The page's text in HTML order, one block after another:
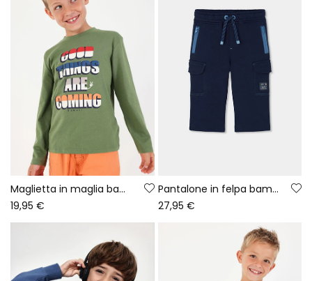
Maglietta in maglia bambino verde stampa lettere
19,95 €
Pantalone in felpa bambino blu navy cargo
27,95 €